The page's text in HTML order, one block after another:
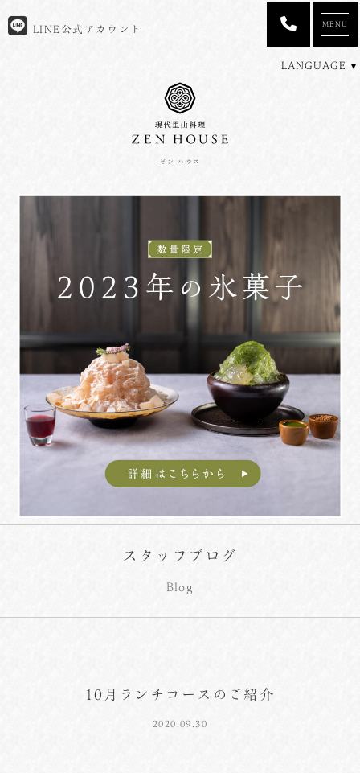
ゼン ハウス
LINE公式アカウント
LANGUAGE
MENU
スタッフブログ
Blog
10月ランチコースのご紹介
2020.09.30